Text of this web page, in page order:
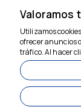
MEDIOS DE
Valoramos
Utilizamos
ofrecer anuncios
tráfico. Al hacer
Estamos